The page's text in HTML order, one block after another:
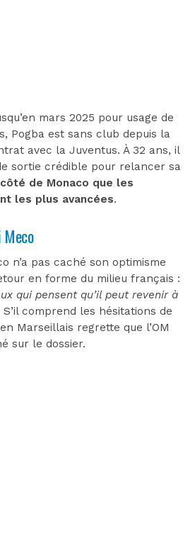
mars 2025 pour usage de
Pogba est sans club depuis la
avec la Juventus. À 32 ans, il
sortie crédible pour relancer sa
de Monaco que les
les plus avancées.
n’a pas caché son optimisme
en forme du milieu français :
qui pensent qu’il peut revenir à
S’il comprend les hésitations de
Marseillais regrette que l’OM
sur le dossier.